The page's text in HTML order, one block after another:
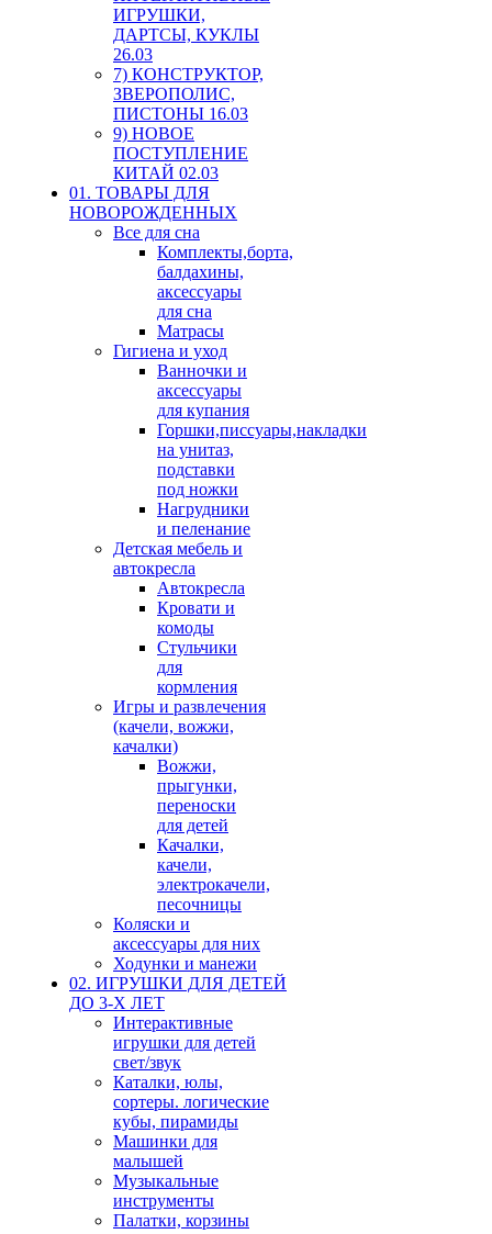
ИГРУШКИ,
ДАРТСЫ, КУКЛЫ
26.03
7) КОНСТРУКТОР,
ЗВЕРОПОЛИС,
ПИСТОНЫ 16.03
9) НОВОЕ
ПОСТУПЛЕНИЕ
КИТАЙ 02.03
01. ТОВАРЫ ДЛЯ
НОВОРОЖДЕННЫХ
Все для сна
Комплекты,борта,
балдахины,
аксессуары
для сна
Матрасы
Гигиена и уход
Ванночки и
аксессуары
для купания
Горшки,писсуары,накладки
на унитаз,
подставки
под ножки
Нагрудники
и пеленание
Детская мебель и
автокресла
Автокресла
Кровати и
комоды
Стульчики
для
кормления
Игры и развлечения
(качели, вожжи,
качалки)
Вожжи,
прыгунки,
переноски
для детей
Качалки,
качели,
электрокачели,
песочницы
Коляски и
аксессуары для них
Ходунки и манежи
02. ИГРУШКИ ДЛЯ ДЕТЕЙ
ДО 3-Х ЛЕТ
Интерактивные
игрушки для детей
свет/звук
Каталки, юлы,
сортеры. логические
кубы, пирамиды
Машинки для
малышей
Музыкальные
инструменты
Палатки, корзины